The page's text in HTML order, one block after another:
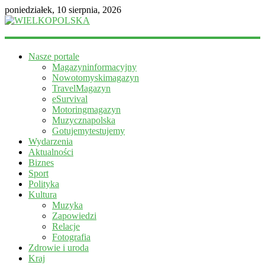
poniedziałek, 10 sierpnia, 2026
WIELKOPOLSKA
informacyjny
Nasze portale
Magazyninformacyjny
Nowotomyskimagazyn
TravelMagazyn
eSurvival
Motoringmagazyn
Muzycznapolska
Gotujemytestujemy
Wydarzenia
Aktualności
Biznes
Sport
Polityka
Kultura
Muzyka
Zapowiedzi
Relacje
Fotografia
Zdrowie i uroda
Kraj